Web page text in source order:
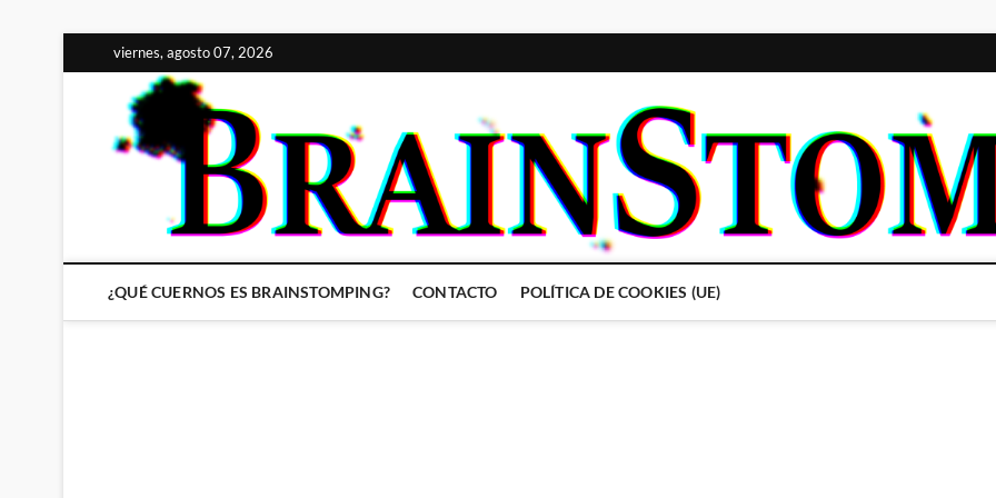
al
contenido
viernes, agosto 07, 2026
¿QUÉ CUERNOS ES BRAINSTOMPING? CONTACTO POLÍTICA DE COOKIES (UE)